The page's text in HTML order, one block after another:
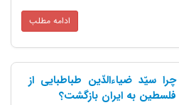
ادامه مطلب
چرا سیّد ضیاءالدّین طباطبایی از
فلسطین به ایران بازگشت؟